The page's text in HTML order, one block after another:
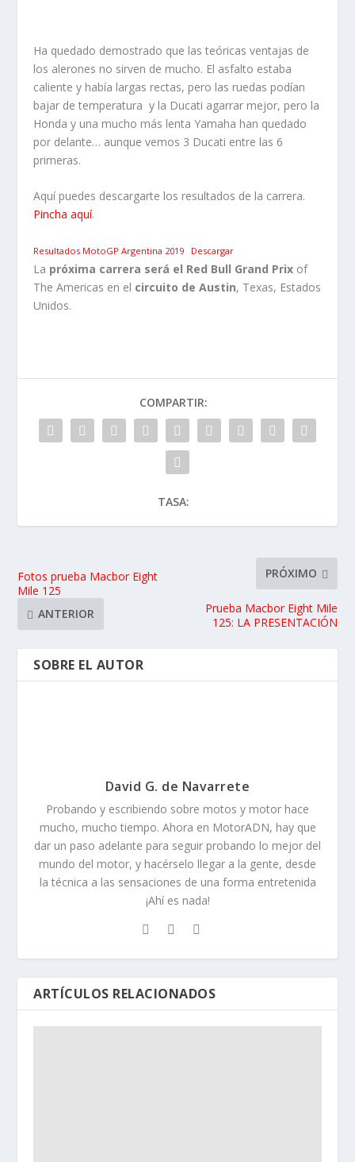
Ha quedado demostrado que las teóricas ventajas de
los alerones no sirven de mucho. El asfalto estaba
caliente y había largas rectas, pero las ruedas podían
bajar de temperatura y la Ducati agarrar mejor, pero la
Honda y una mucho más lenta Yamaha han quedado
por delante… aunque vemos 3 Ducati entre las 6
primeras.
Aquí puedes descargarte los resultados de la carrera.
Pincha aquí.
Resultados MotoGP Argentina 2019 Descargar
La próxima carrera será el Red Bull Grand Prix of
The Americas en el circuito de Austin, Texas, Estados
Unidos.
COMPARTIR:
TASA:
Fotos prueba Macbor Eight
Mile 125
ANTERIOR
PRÓXIMO
Prueba Macbor Eight Mile
125: LA PRESENTACIÓN
SOBRE EL AUTOR
David G. de Navarrete
Probando y escribiendo sobre motos y motor hace
mucho, mucho tiempo. Ahora en MotorADN, hay que
dar un paso adelante para seguir probando lo mejor del
mundo del motor, y hacérselo llegar a la gente, desde
la técnica a las sensaciones de una forma entretenida
¡Ahí es nada!
ARTÍCULOS RELACIONADOS